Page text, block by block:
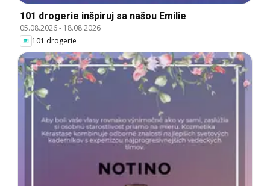
101 drogerie inšpiruj sa našou Emilie
05.08.2026- 18.08.2026
101 drogerie